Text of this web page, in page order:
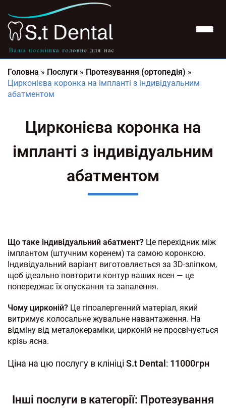
Головна » Послуги » Протезування (ортопедія) »
Цирконієва коронка на імпланті з індивідуальним
абатментом
Цирконієва коронка на
імпланті з індивідуальним
абатментом
Що таке індивідуальний абатмент? Це перехідник між
імплантом (штучним коренем) та самою коронкою.
Індивідуальний варіант виготовляється за 3D-зліпком,
щоб ідеально повторити контур ваших ясен — це
попереджає їх опускання та запалення.
Чому цирконій? Це гіпоалергенний матеріал, який
витримує колосальне жувальне навантаження. На
відміну від металокераміки, цирконій не просвічується
крізь ясна.
Ціна на цю послугу в клініці S.t Dental : 11000грн
Інші послуги в категорії: Протезування